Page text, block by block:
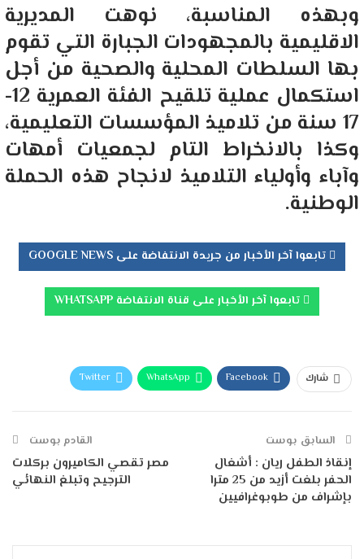
وبهذه المناسبة، نوهت المديرية
الاقليمية بالمجهودات الجبارة التي تقوم
بها السلطات المحلية والصحية من أجل
استكمال عملية تلقيح الفئة العمرية 12-
17 سنة من تلاميذ المؤسسات التعليمية،
وكذا بالانخراط التام لجمعيات أمهات
وآباء وأولياء التلاميذ لانجاح هذه الحملة
الوطنية.
تابعوا آخر الأخبار من جريدة الانتفاضة على GOOGLE NEWS
تابعوا آخر الأخبار على قناة الانتفاضة WHATSAPP
شارك Facebook
WhatsApp
Twitter
السابق بوست
إنقاذ الطفل ريان : أشغال
الحفر بلغت أزيد من 25 مترا
بإشراف من طوبوغرافيين
القادم بوست
مصر تقصي الكاميرون بركلات
الترجيح وتبلغ النهائي